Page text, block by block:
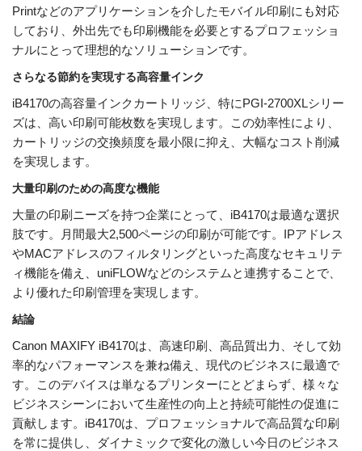
Printなどのアプリケーションを介したモバイル印刷にも対応
しており、外出先でも印刷機能を必要とするプロフェッショ
ナルにとって理想的なソリューションです。
さらなる節約を実現する高容量インク
iB4170の高容量インクカートリッジ、特にPGI-2700XLシリー
ズは、高い印刷可能枚数を実現します。この効率性により、
カートリッジの交換頻度を最小限に抑え、大幅なコスト削減
を実現します。
大量印刷のための高度な機能
大量の印刷ニーズを持つ企業にとって、iB4170は最適な選択
肢です。月間最大2,500ページの印刷が可能です。IPアドレス
やMACアドレスのフィルタリングといった高度なセキュリテ
ィ機能を備え、uniFLOWなどのシステムと連携することで、
より優れた印刷管理を実現します。
結論
Canon MAXIFY iB4170は、高速印刷、高品質出力、そして効
率的なパフォーマンスを兼ね備え、現代のビジネスに最適で
す。このデバイスは単なるプリンターにとどまらず、様々な
ビジネスシーンにおいて生産性の向上と持続可能性の促進に
貢献します。iB4170は、プロフェッショナルで高品質な印刷
を常に提供し、ダイナミックで変化の激しい今日のビジネス